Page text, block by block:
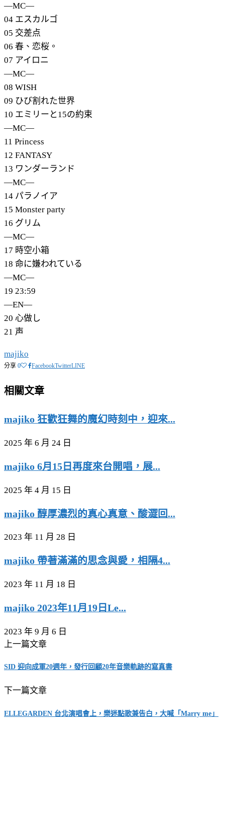
―MC―
04 エスカルゴ
05 交差点
06 春、恋桜。
07 アイロニ
―MC―
08 WISH
09 ひび割れた世界
10 エミリーと15の約束
―MC―
11 Princess
12 FANTASY
13 ワンダーランド
―MC―
14 パラノイア
15 Monster party
16 グリム
―MC―
17 時空小箱
18 命に嫌われている
―MC―
19 23:59
―EN―
20 心做し
21 声
majiko
分享 0 FacebookTwitterLINE
相關文章
majiko 狂歡狂舞的魔幻時刻中，迎來...
2025 年 6 月 24 日
majiko 6月15日再度來台開唱，展...
2025 年 4 月 15 日
majiko 醇厚濃烈的真心真意、酸澀回...
2023 年 11 月 28 日
majiko 帶著滿滿的思念與愛，相隔4...
2023 年 11 月 18 日
majiko 2023年11月19日Le...
2023 年 9 月 6 日
上一篇文章
SID 迎向成軍20週年，發行回顧20年音樂軌跡的寫真書
下一篇文章
ELLEGARDEN 台北演唱會上，樂迷點歌兼告白，大喊「Marry me」